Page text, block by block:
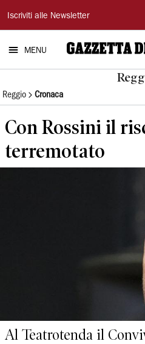
Gazzetta
di
Reggio
Iscriviti alle Newsletter
MENU
Reggio Cronaca
Con Rossini il
terremotato
Al Teatrotenda il